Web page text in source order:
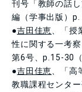
刊号「教師の話
編（学事出版）
●吉田佳恵 、「
性に関する一考
第6号、p.15-30
●吉田佳恵 、「
教職課程センタ